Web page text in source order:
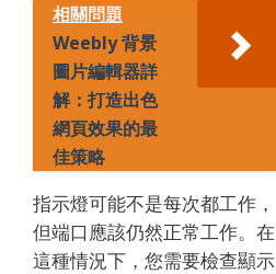
相關問題
Weebly 背景
圖片編輯器詳
解：打造出色
網頁效果的最
佳策略
指示燈可能不是每次都工作，
但端口應該仍然正常工作。 在
這種情況下，您需要檢查顯示